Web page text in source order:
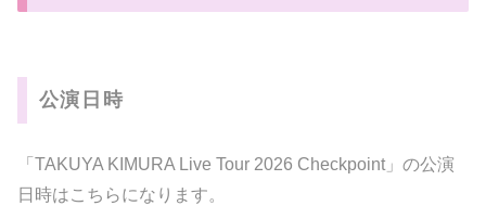
公演日時
「TAKUYA KIMURA Live Tour 2026 Checkpoint」の公演
日時はこちらになります。